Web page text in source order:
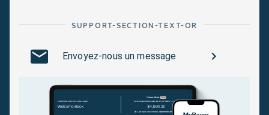
SUPPORT-SECTION-TEXT-OR
Envoyez-nous un message